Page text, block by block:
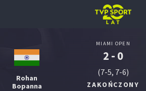
Rohan
Bopanna
MIAMI OPEN
2 - 0
(7-5, 7-6)
ZAKOŃCZONY